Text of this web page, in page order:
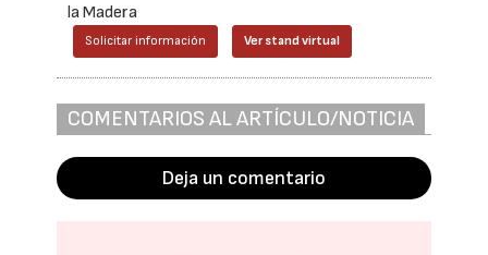
la Madera
Solicitar información Ver stand virtual
COMENTARIOS AL ARTÍCULO/NOTICIA
Deja un comentario